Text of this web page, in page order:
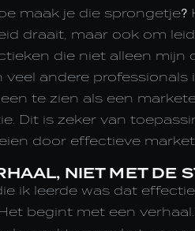
maak je die
draait, maar ook om
die niet alleen mijn
andere professionals
te zien als een
Dit is zeker van
door effectieve
NIET MET DE
ik leerde was dat
begint met een